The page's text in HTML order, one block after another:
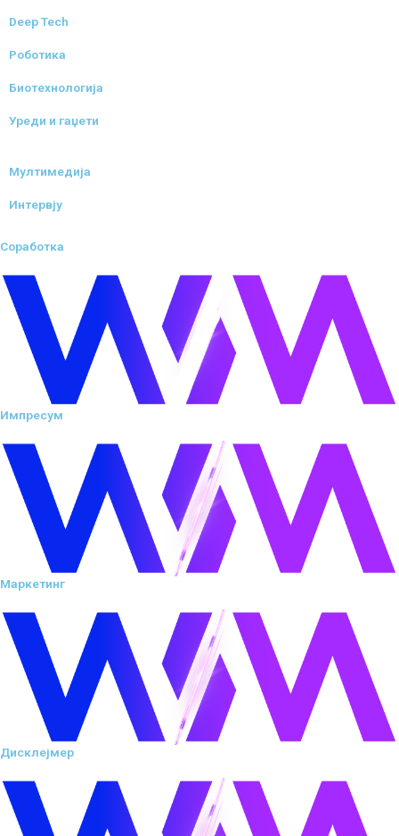
Deep Tech
Роботика
Биотехнологија
Уреди и гаџети
Мултимедија
Интервју
Соработка
Импресум
Маркетинг
Дисклејмер